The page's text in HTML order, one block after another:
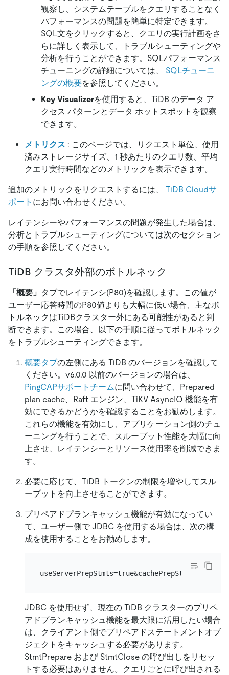
観察し、システムテーブルをクエリすることなく
パフォーマンスの問題を簡単に特定できます。
SQL文をクリックすると、クエリの実行計画をさ
らに詳しく表示して、トラブルシューティングや
分析を行うことができます。SQLパフォーマンス
チューニングの詳細については、 SQLチューニ
ングの概要を参照してください。
Key Visualizerを使用すると、TiDB のデータ ア
クセス パターンとデータ ホットスポットを観察
できます。
メトリクス : このページでは、リクエスト単位、使用
済みストレージサイズ、1 秒あたりのクエリ数、平均
クエリ実行時間などのメトリックを表示できます。
追加のメトリックをリクエストするには、 TiDB Cloudサ
ポート にお問い合わせください。
レイテンシーやパフォーマンスの問題が発生した場合は、
分析とトラブルシューティングについては次のセクション
の手順を参照してください。
TiDB クラスタ外部のボトルネック
「概要」 タブでレイテンシ(P80)を確認します。この値が
ユーザー応答時間のP80値よりも大幅に低い場合、主なボ
トルネックはTiDBクラスター外にある可能性があると判
断できます。この場合、以下の手順に従ってボトルネック
をトラブルシューティングできます。
概要タブの左側にある TiDB のバージョンを確認して
ください。v6.0.0 以前のバージョンの場合は、
PingCAPサポートチームに問い合わせて、Prepared
plan cache、Raft エンジン、TiKV AsyncIO 機能を有
効にできるかどうかを確認することをお勧めします。
これらの機能を有効にし、アプリケーション側のチュ
ーニングを行うことで、スループット性能を大幅に向
上させ、レイテンシーとリソース使用率を削減できま
す。
必要に応じて、TiDB トークンの制限を増やしてスル
ープットを向上させることができます。
プリペアドプランキャッシュ機能が有効になってい
て、ユーザー側で JDBC を使用する場合は、次の構
成を使用することをお勧めします。
JDBC を使用せず、現在の TiDB クラスターのプリペ
アドプランキャッシュ機能を最大限に活用したい場合
は、クライアント側でプリペアドステートメントオブ
ジェクトをキャッシュする必要があります。
StmtPrepare および StmtClose の呼び出しをリセッ
トする必要はありません。クエリごとに呼び出される